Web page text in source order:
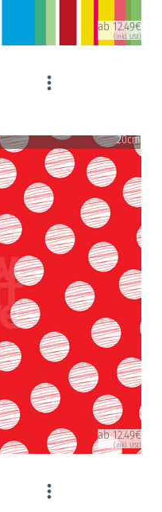
ab 12.49€
(inkl. USt)
20cm
ab 12.49€
(inkl. USt)